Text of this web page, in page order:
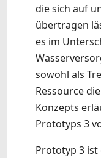
die sich auf
übertragen
es im
sowohl als
Ressource
Konzepts
Prototyps 3
Prototyp 3 ist